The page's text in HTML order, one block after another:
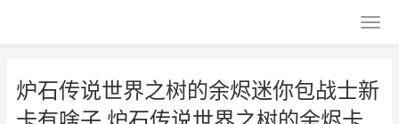
炉石传说世界之树的余烬迷你包战士新